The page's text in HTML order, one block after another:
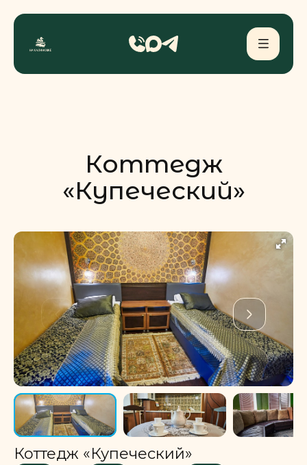
Коттедж
«Купеческий»
Коттедж «Купеческий»